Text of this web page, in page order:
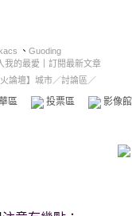
、 Guoding
我的最愛
訂閱最新文章
火論壇】城市／討論區／
區 投票區 影像館